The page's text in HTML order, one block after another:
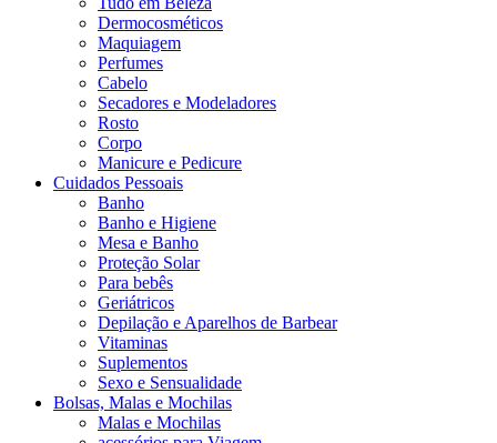
Dermocosméticos
Maquiagem
Perfumes
Cabelo
Secadores e Modeladores
Rosto
Corpo
Manicure e Pedicure
Cuidados Pessoais
Banho
Banho e Higiene
Mesa e Banho
Proteção Solar
Para bebês
Geriátricos
Depilação e Aparelhos de Barbear
Vitaminas
Suplementos
Sexo e Sensualidade
Bolsas, Malas e Mochilas
Malas e Mochilas